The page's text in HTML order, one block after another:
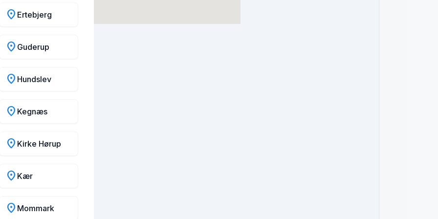
location_on Ertebjerg
location_on Guderup
location_on Hundslev
location_on Kegnæs
location_on Kirke Hørup
location_on Kær
location_on Mommark